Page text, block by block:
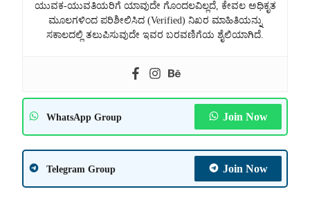
ಯುವಕ-ಯುವತಿಯರಿಗೆ ಯಾವುದೇ ಗೊಂದಲವಿಲ್ಲದೆ, ಕೇವಲ ಅಧಿಕೃತ
ಮೂಲಗಳಿಂದ ಪರಿಶೀಲಿಸಿದ (Verified) ನಿಖರ ಮಾಹಿತಿಯನ್ನು
ಸಕಾಲದಲ್ಲಿ ತಲುಪಿಸುವುದೇ ಇವರ ಬರವಣಿಗೆಯ ಶೈಲಿಯಾಗಿದೆ.
WhatsApp Group Join Now
Telegram Group Join Now